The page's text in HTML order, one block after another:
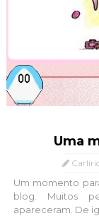
Uma
Um momento
blog. Muitos
apareceram. De